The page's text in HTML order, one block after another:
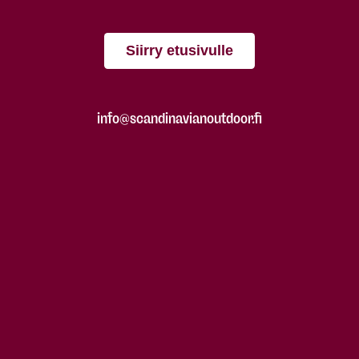
Siirry etusivulle
info@scandinavianoutdoor.fi